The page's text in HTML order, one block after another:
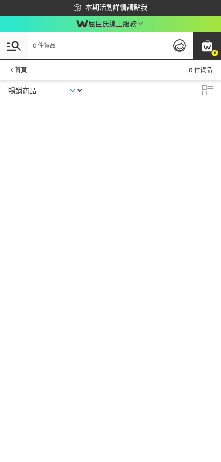
本期活動詳情請點我
下載app最高回饋$350
屈臣氏線上服務
0
0 件貨品
首頁 0 件貨品